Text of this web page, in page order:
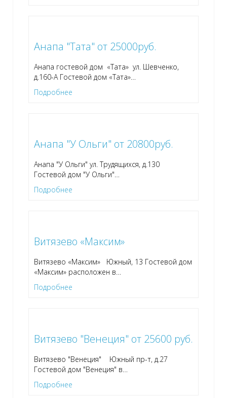
Анапа "Тата" от 25000руб.
Анапа гостевой дом «Тата» ул. Шевченко,
д.160-А Гостевой дом «Тата»
Подробнее
Анапа "У Ольги" от 20800руб.
Анапа "У Ольги" ул. Трудящихся, д.130
Гостевой дом "У Ольги"
Подробнее
Витязево «Максим»
Витязево «Максим» Южный, 13 Гостевой дом
«Максим» расположен в
Подробнее
Витязево "Венеция" от 25600 руб.
Витязево "Венеция" Южный пр-т, д.27
Гостевой дом "Венеция" в
Подробнее